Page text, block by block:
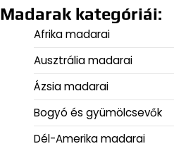
Madarak kategóriái:
Afrika madarai
Ausztrália madarai
Ázsia madarai
Bogyó és gyümölcsevők
Dél-Amerika madarai